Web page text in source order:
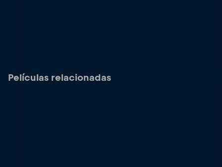
Películas relacionadas